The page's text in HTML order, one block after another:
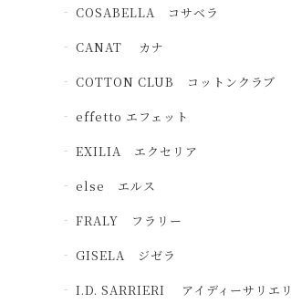
COSABELLA コサベラ
CANAT カナ
COTTON CLUB コットンクラブ
effetto エフェット
EXILIA エクセリア
else エルス
FRALY フラリー
GISELA ジゼラ
I.D. SARRIERI アイディーサリエリ